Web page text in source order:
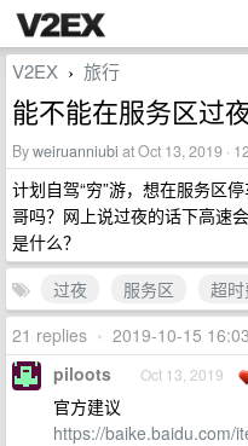
V2EX › 旅行
能不能在服务区过夜
Byweiruanniubi at Oct 13, 2019 ·
计划自驾“穷”游，想在服务区
哥吗？网上说过夜的话下高速
是什么？
过夜
服务区 超时
21 replies • 2019-10-15
piloots Oct 13, 2019
官方建议
https://baike.baidu.com/